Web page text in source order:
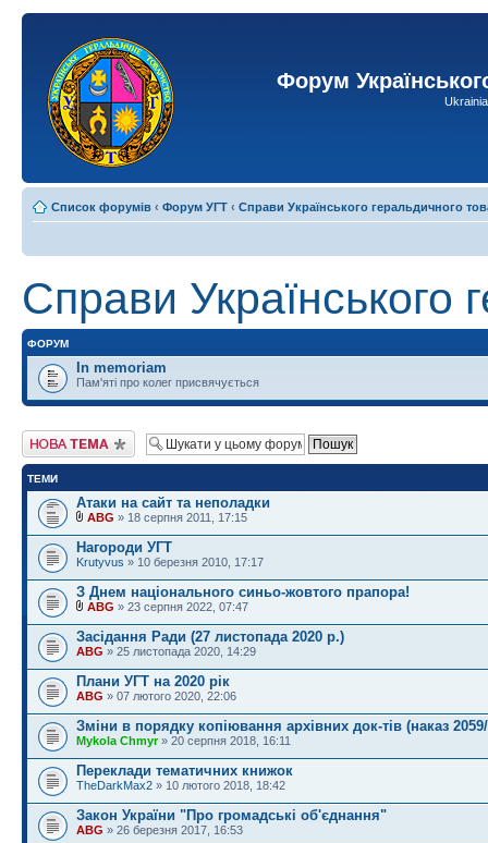
Форум
Список форумів ‹ Форум УГТ ‹ Справи Українського геральдичного
Справи Українського
ФОРУМ
In memoriam
Пам'яті про колег присвячується
Створити нову тему
ТЕМИ
Атаки на сайт та неполадки
ABG » 18 серпня 2011, 17:15
Нагороди УГТ
Krutyvus » 10 березня 2010, 17:17
З Днем національного синьо-жовтого прапора!
ABG » 23 серпня 2022, 07:47
Засідання Ради (27 листопада 2020 р.)
ABG » 25 листопада 2020, 14:29
Плани УГТ на 2020 рік
ABG » 07 лютого 2020, 22:06
Зміни в порядку копіювання архівних док-тів (наказ
Mykola Chmyr» 20 серпня 2018, 16:11
Переклади тематичних книжок
TheDarkMax2 » 10 лютого 2018, 18:42
Закон України "Про громадські об'єднання"
ABG » 26 березня 2017, 16:53